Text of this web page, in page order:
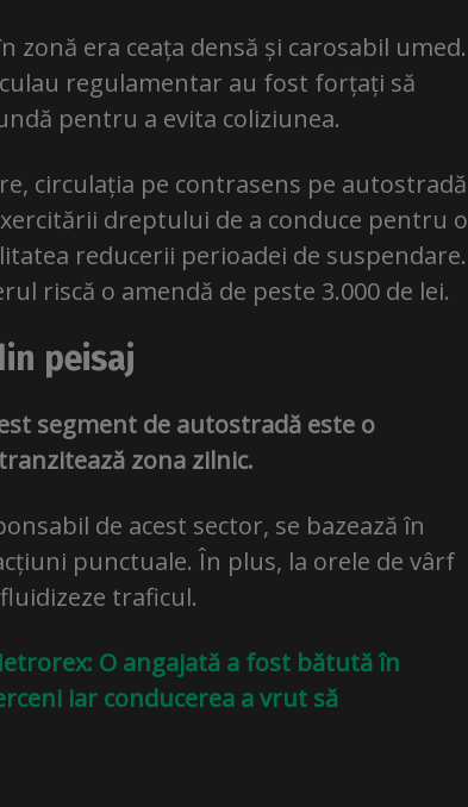
era ceața densă și carosabil umed.
regulamentar au fost forțați să
pentru a evita coliziunea.
circulația pe contrasens pe autostradă
dreptului de a conduce pentru o
reducerii perioadei de suspendare.
riscă o amendă de peste 3.000 de lei.
peisaj
segment de autostradă este o
zona zilnic.
de acest sector, se bazează în
punctuale. În plus, la orele de vârf
traficul.
O angajată a fost bătută în
iar conducerea a vrut să